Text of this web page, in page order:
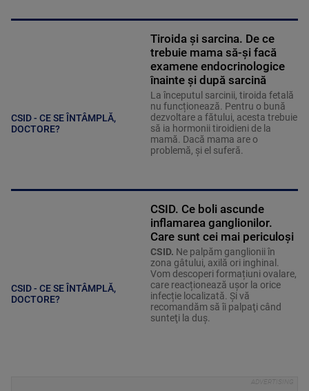
CSID - CE SE ÎNTÂMPLĂ,
DOCTORE?
Tiroida și sarcina. De ce
trebuie mama să-și facă
examene endocrinologice
înainte și după sarcină
La începutul sarcinii, tiroida fetală
nu funcționează. Pentru o bună
dezvoltare a fătului, acesta trebuie
să ia hormonii tiroidieni de la
mamă. Dacă mama are o
problemă, și el suferă.
CSID - CE SE ÎNTÂMPLĂ,
DOCTORE?
CSID. Ce boli ascunde
inflamarea ganglionilor.
Care sunt cei mai periculoși
CSID. Ne palpăm ganglionii în
zona gâtului, axilă ori inghinal.
Vom descoperi formațiuni ovalare,
care reacționează ușor la orice
infecție localizată. Şi vă
recomandăm să îi palpaţi când
sunteţi la duş.